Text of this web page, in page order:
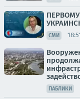
СМИ
ПАБЛИКИ